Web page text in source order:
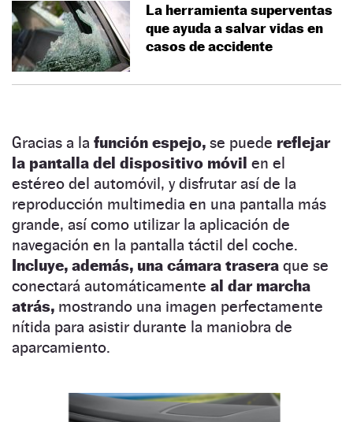
La herramienta superventas
que ayuda a salvar vidas en
casos de accidente
Gracias a la función espejo, se puede reflejar
la pantalla del dispositivo móvil en el
estéreo del automóvil, y disfrutar así de la
reproducción multimedia en una pantalla más
grande, así como utilizar la aplicación de
navegación en la pantalla táctil del coche.
Incluye, además, una cámara trasera que se
conectará automáticamente al dar marcha
atrás, mostrando una imagen perfectamente
nítida para asistir durante la maniobra de
aparcamiento.